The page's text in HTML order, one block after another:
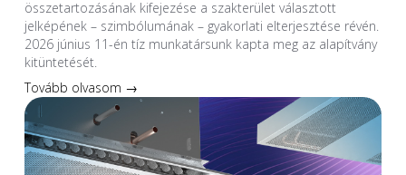
összetartozásának kifejezése a szakterület választott
jelképének – szimbólumának – gyakorlati elterjesztése révén.
2026 június 11-én tíz munkatársunk kapta meg az alapítvány
kitüntetését.
Tovább olvasom →